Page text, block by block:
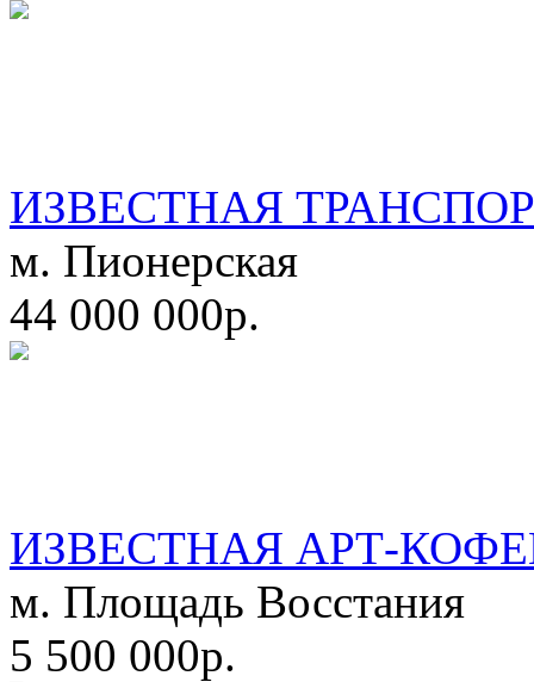
ИЗВЕСТНАЯ
м. Пионерская
44 000 000р.
ИЗВЕСТНАЯ АРТ-
м. Площадь Восстания
5 500 000р.